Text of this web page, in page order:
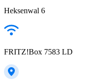
Heksenwal 6
FRITZ!Box 7583 LD